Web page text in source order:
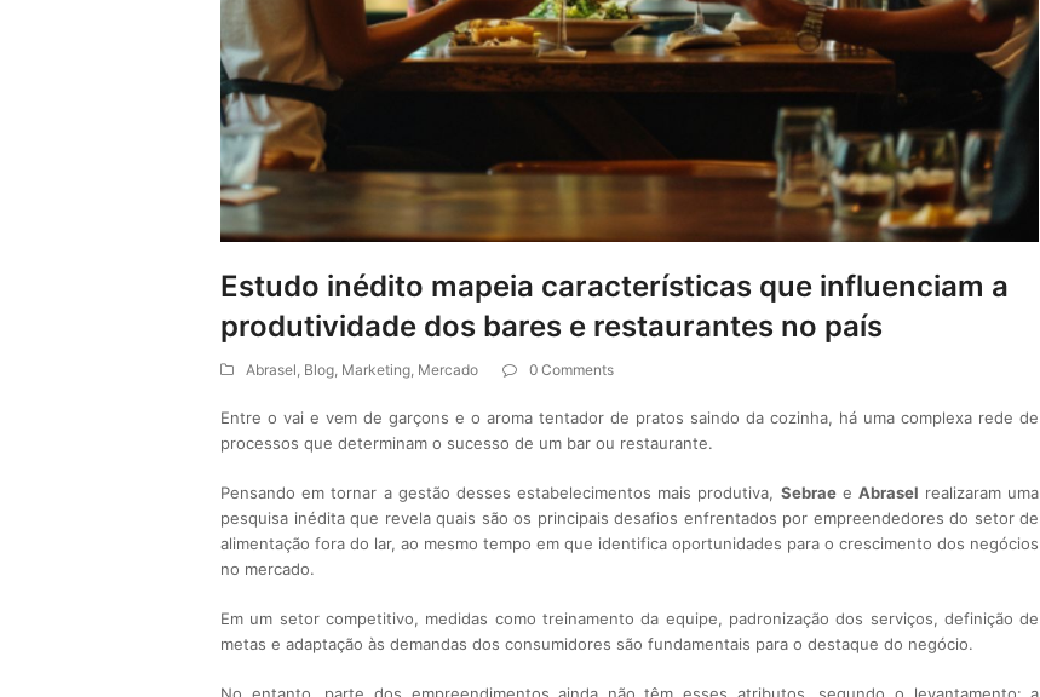
Estudo inédito mapeia características que influenciam a
produtividade dos bares e restaurantes no país
Abrasel, Blog, Marketing, Mercado 0 Comments
Entre o vai e vem de garçons e o aroma tentador de pratos saindo da cozinha, há uma complexa rede de
processos que determinam o sucesso de um bar ou restaurante.
Pensando em tornar a gestão desses estabelecimentos mais produtiva, Sebraee Abrasel realizaram uma
pesquisa inédita que revela quais são os principais desafios enfrentados por empreendedores do setor de
alimentação fora do lar, ao mesmo tempo em que identifica oportunidades para o crescimento dos negócios
no mercado.
Em um setor competitivo, medidas como treinamento da equipe, padronização dos serviços, definição de
metas e adaptação às demandas dos consumidores são fundamentais para o destaque do negócio.